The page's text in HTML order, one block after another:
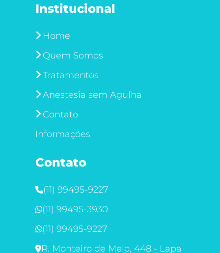
Institucional
Home
Quem Somos
Tratamentos
Anestesia sem Agulha
Contato
Informações
Contato
(11) 99495-9227
(11) 99495-3930
(11) 99495-9227
R. Monteiro de Melo, 448 - Lapa